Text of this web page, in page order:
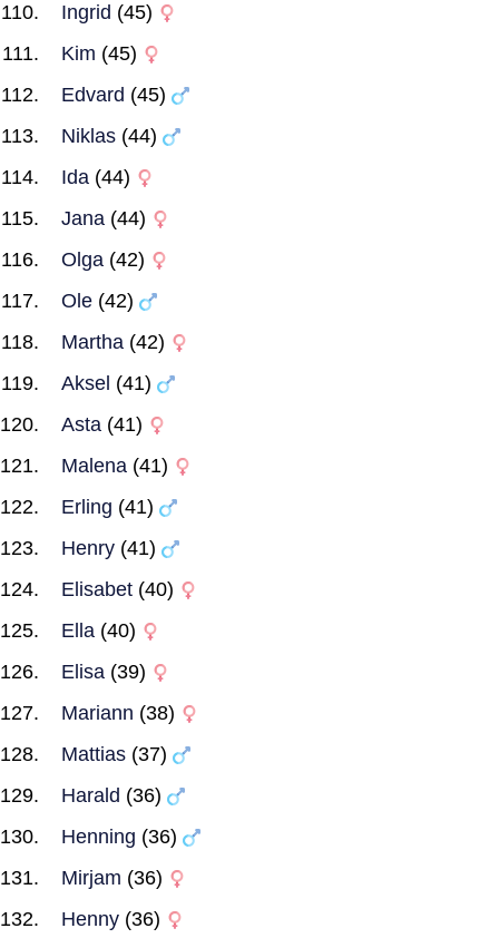
Ingrid (45)
Kim (45)
Edvard (45)
Niklas (44)
Ida (44)
Jana (44)
Olga (42)
Ole (42)
Martha (42)
Aksel (41)
Asta (41)
Malena (41)
Erling (41)
Henry (41)
Elisabet (40)
Ella (40)
Elisa (39)
Mariann (38)
Mattias (37)
Harald (36)
Henning (36)
Mirjam (36)
Henny (36)